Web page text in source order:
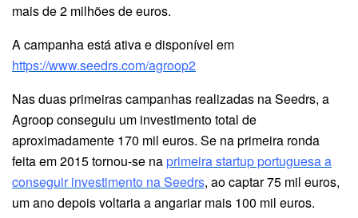
mais de 2 milhões de euros.
A campanha está ativa e disponível em
https://www.seedrs.com/agroop2
Nas duas primeiras campanhas realizadas na Seedrs, a
Agroop conseguiu um investimento total de
aproximadamente 170 mil euros. Se na primeira ronda
feita em 2015 tornou-se naprimeira startup portuguesa a
conseguir investimento na Seedrs, ao captar 75 mil euros,
um ano depois voltaria a angariar mais 100 mil euros.